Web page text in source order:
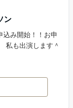
ン
み開始！！お申
私も出演します＾